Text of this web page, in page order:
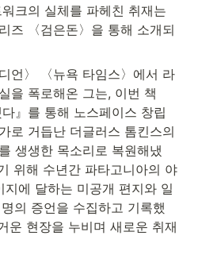
크의 실체를 파헤친 취재는
즈 〈검은돈〉을 통해 소개되
언〉 〈뉴욕 타임스〉에서 라
을 폭로해온 그는, 이번 책
』를 통해 노스페이스 창립
로 거듭난 더글러스 톰킨스의
생생한 목소리로 복원해냈
위해 수년간 파타고니아의 야
에 달하는 미공개 편지와 일
의 증언을 수집하고 기록했
운 현장을 누비며 새로운 취재